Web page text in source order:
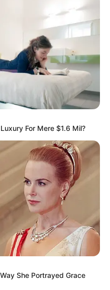
For Mere $1.6 Mil?
She Portrayed Grace